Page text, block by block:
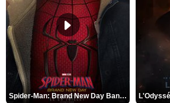
Spider-Man: Brand New Day Bande-annonce VO STFR